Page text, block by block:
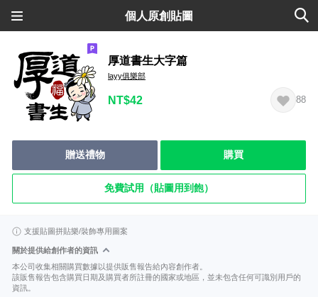
個人原創貼圖
厚道書生大字篇
layy俱樂部
NT$42 88
贈送禮物 購買
免費試用（貼圖用到飽）
支援貼圖拼貼樂/裝飾專用圖案
關於提供給創作者的資訊
本公司收集相關購買數據以提供販售報告給內容創作者。
該販售報告包含購買日期及購買者所註冊的國家或地區，並未包含任何可識別用戶的
資訊。